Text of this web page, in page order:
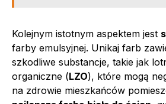
Kolejnym istotnym aspektem jest
farby emulsyjnej. Unikaj farb
szkodliwe substancje, takie jak
organiczne (LZO), które mogą
na zdrowie mieszkańców